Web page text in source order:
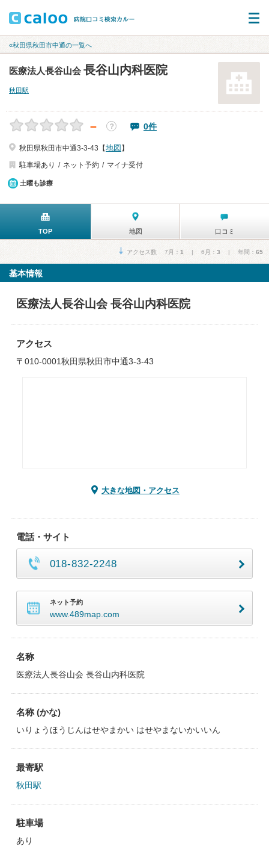
«秋田県秋田市中通の一覧へ
医療法人長谷山会 長谷山内科医院
秋田駅
－ ？ 0件
秋田県秋田市中通3-3-43【地図 】
駐車場あり
ネット予約 マイナ受付
土曜も診療
TOP 地図 口コミ
アクセス数 7月： 1 | 6月： 3 | 年間： 65
基本情報
医療法人長谷山会 長谷山内科医院
アクセス
〒010-0001秋田県秋田市中通3-3-43
大きな地図・アクセス
電話・サイト
018-832-2248
ネット予約
www.489map.com
名称
医療法人長谷山会 長谷山内科医院
名称 (かな)
いりょうほうじんはせやまかい はせやまないかいいん
最寄駅
秋田駅
駐車場
あり